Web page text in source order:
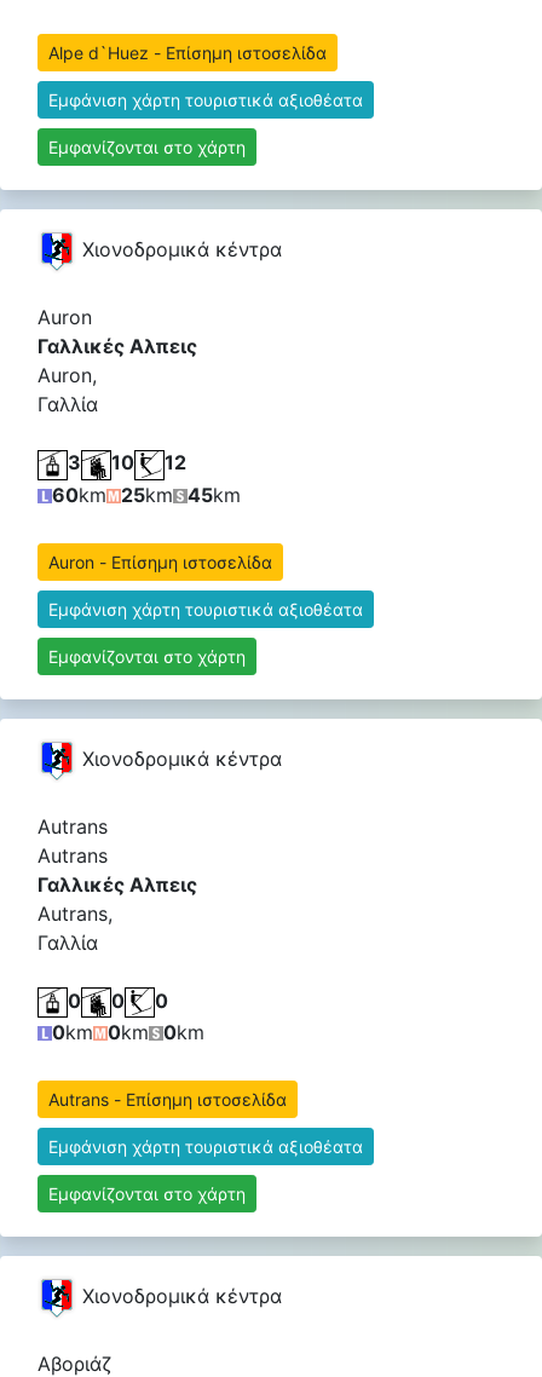
Alpe d`Huez - Επίσημη ιστοσελίδα
Εμφάνιση χάρτη τουριστικά αξιοθέατα
Εμφανίζονται στο χάρτη
Χιονοδρομικά κέντρα
Auron
Γαλλικές Αλπεις
Auron,
Γαλλία
3 10
12
60km 25km 45km
Auron - Επίσημη ιστοσελίδα
Εμφάνιση χάρτη τουριστικά αξιοθέατα
Εμφανίζονται στο χάρτη
Χιονοδρομικά κέντρα
Autrans
Autrans
Γαλλικές Αλπεις
Autrans,
Γαλλία
0 0
0
0km 0km 0km
Autrans - Επίσημη ιστοσελίδα
Εμφάνιση χάρτη τουριστικά αξιοθέατα
Εμφανίζονται στο χάρτη
Χιονοδρομικά κέντρα
Αβοριάζ